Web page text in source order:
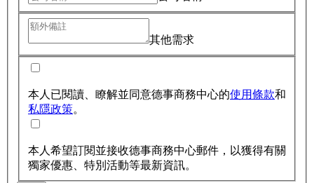
其他需求
本人已閱讀、瞭解並同意德事商務中心的使用條款和
私隱政策。
本人希望訂閱並接收德事商務中心郵件，以獲得有關
獨家優惠、特別活動等最新資訊。